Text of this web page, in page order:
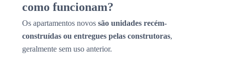
como funcionam?
Os apartamentos novos são unidades recém-
construídas ou entregues pelas construtoras,
geralmente sem uso anterior.